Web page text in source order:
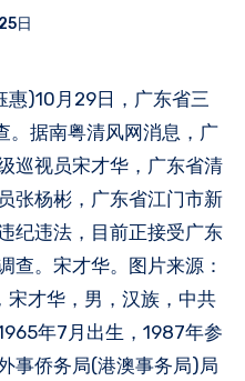
日
。据南粤清风网消息，广
巡视员宋才华，广东省清
张杨彬，广东省江门市新
纪违法，目前正接受广东
查。宋才华。图片来源：
才华，男，汉族，中共
年7月出生，1987年参
事侨务局(港澳事务局)局